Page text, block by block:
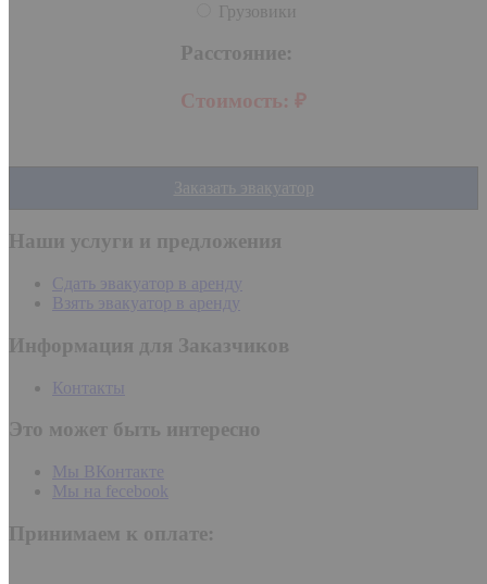
Грузовики
Расстояние:
Стоимость: ₽
Заказать эвакуатор
Наши услуги и предложения
Сдать эвакуатор в аренду
Взять эвакуатор в аренду
Информация для Заказчиков
Контакты
Это может быть интересно
Мы ВКонтакте
Мы на fecebook
Принимаем к оплате: